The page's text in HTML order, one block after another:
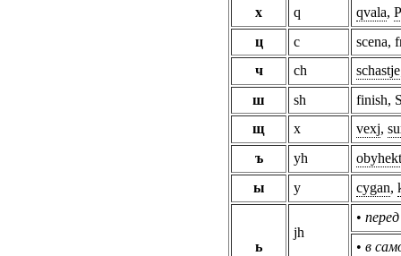
х
q qvala,
ц
c
scena,
ч
ch schastje
ш
sh
finish,
щ
x vexj,
ъ
yh
obyhekt
ы
y cygan,
ь
jh
•
• в